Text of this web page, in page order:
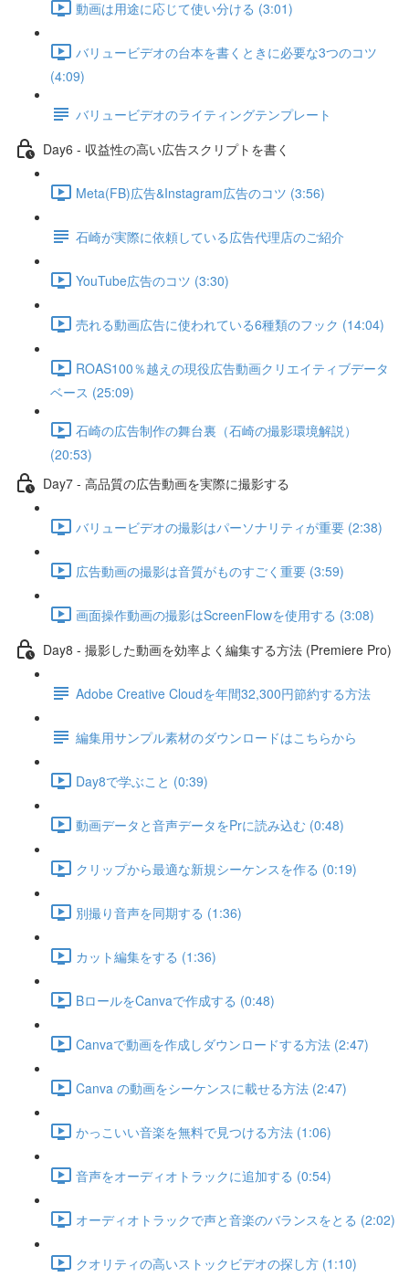
動画は用途に応じて使い分ける (3:01)
バリュービデオの台本を書くときに必要な3つのコツ
(4:09)
バリュービデオのライティングテンプレート
Day6 - 収益性の高い広告スクリプトを書く
Meta(FB)広告&Instagram広告のコツ (3:56)
石崎が実際に依頼している広告代理店のご紹介
YouTube広告のコツ (3:30)
売れる動画広告に使われている6種類のフック (14:04)
ROAS100％越えの現役広告動画クリエイティブデータ
ベース (25:09)
石崎の広告制作の舞台裏（石崎の撮影環境解説）
(20:53)
Day7 - 高品質の広告動画を実際に撮影する
バリュービデオの撮影はパーソナリティが重要 (2:38)
広告動画の撮影は音質がものすごく重要 (3:59)
画面操作動画の撮影はScreenFlowを使用する (3:08)
Day8 - 撮影した動画を効率よく編集する方法 (Premiere Pro)
Adobe Creative Cloudを年間32,300円節約する方法
編集用サンプル素材のダウンロードはこちらから
Day8で学ぶこと (0:39)
動画データと音声データをPrに読み込む (0:48)
クリップから最適な新規シーケンスを作る (0:19)
別撮り音声を同期する (1:36)
カット編集をする (1:36)
BロールをCanvaで作成する (0:48)
Canvaで動画を作成しダウンロードする方法 (2:47)
Canva の動画をシーケンスに載せる方法 (2:47)
かっこいい音楽を無料で見つける方法 (1:06)
音声をオーディオトラックに追加する (0:54)
オーディオトラックで声と音楽のバランスをとる (2:02)
クオリティの高いストックビデオの探し方 (1:10)